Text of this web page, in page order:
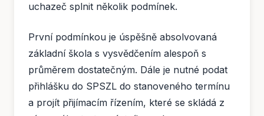
uchazeč splnit několik podmínek.
První podmínkou je úspěšně absolvovaná
základní škola s vysvědčením alespoň s
průměrem dostatečným. Dále je nutné podat
přihlášku do SPSZL do stanoveného termínu
a projít přijímacím řízením, které se skládá z